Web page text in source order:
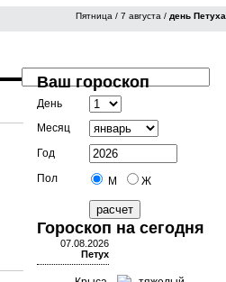
Пятница / 7 августа / день Петуха
Ваш гороскоп
День
Месяц
Год
Пол
М Ж
Гороскоп на сегодня
07.08.2026
Петух